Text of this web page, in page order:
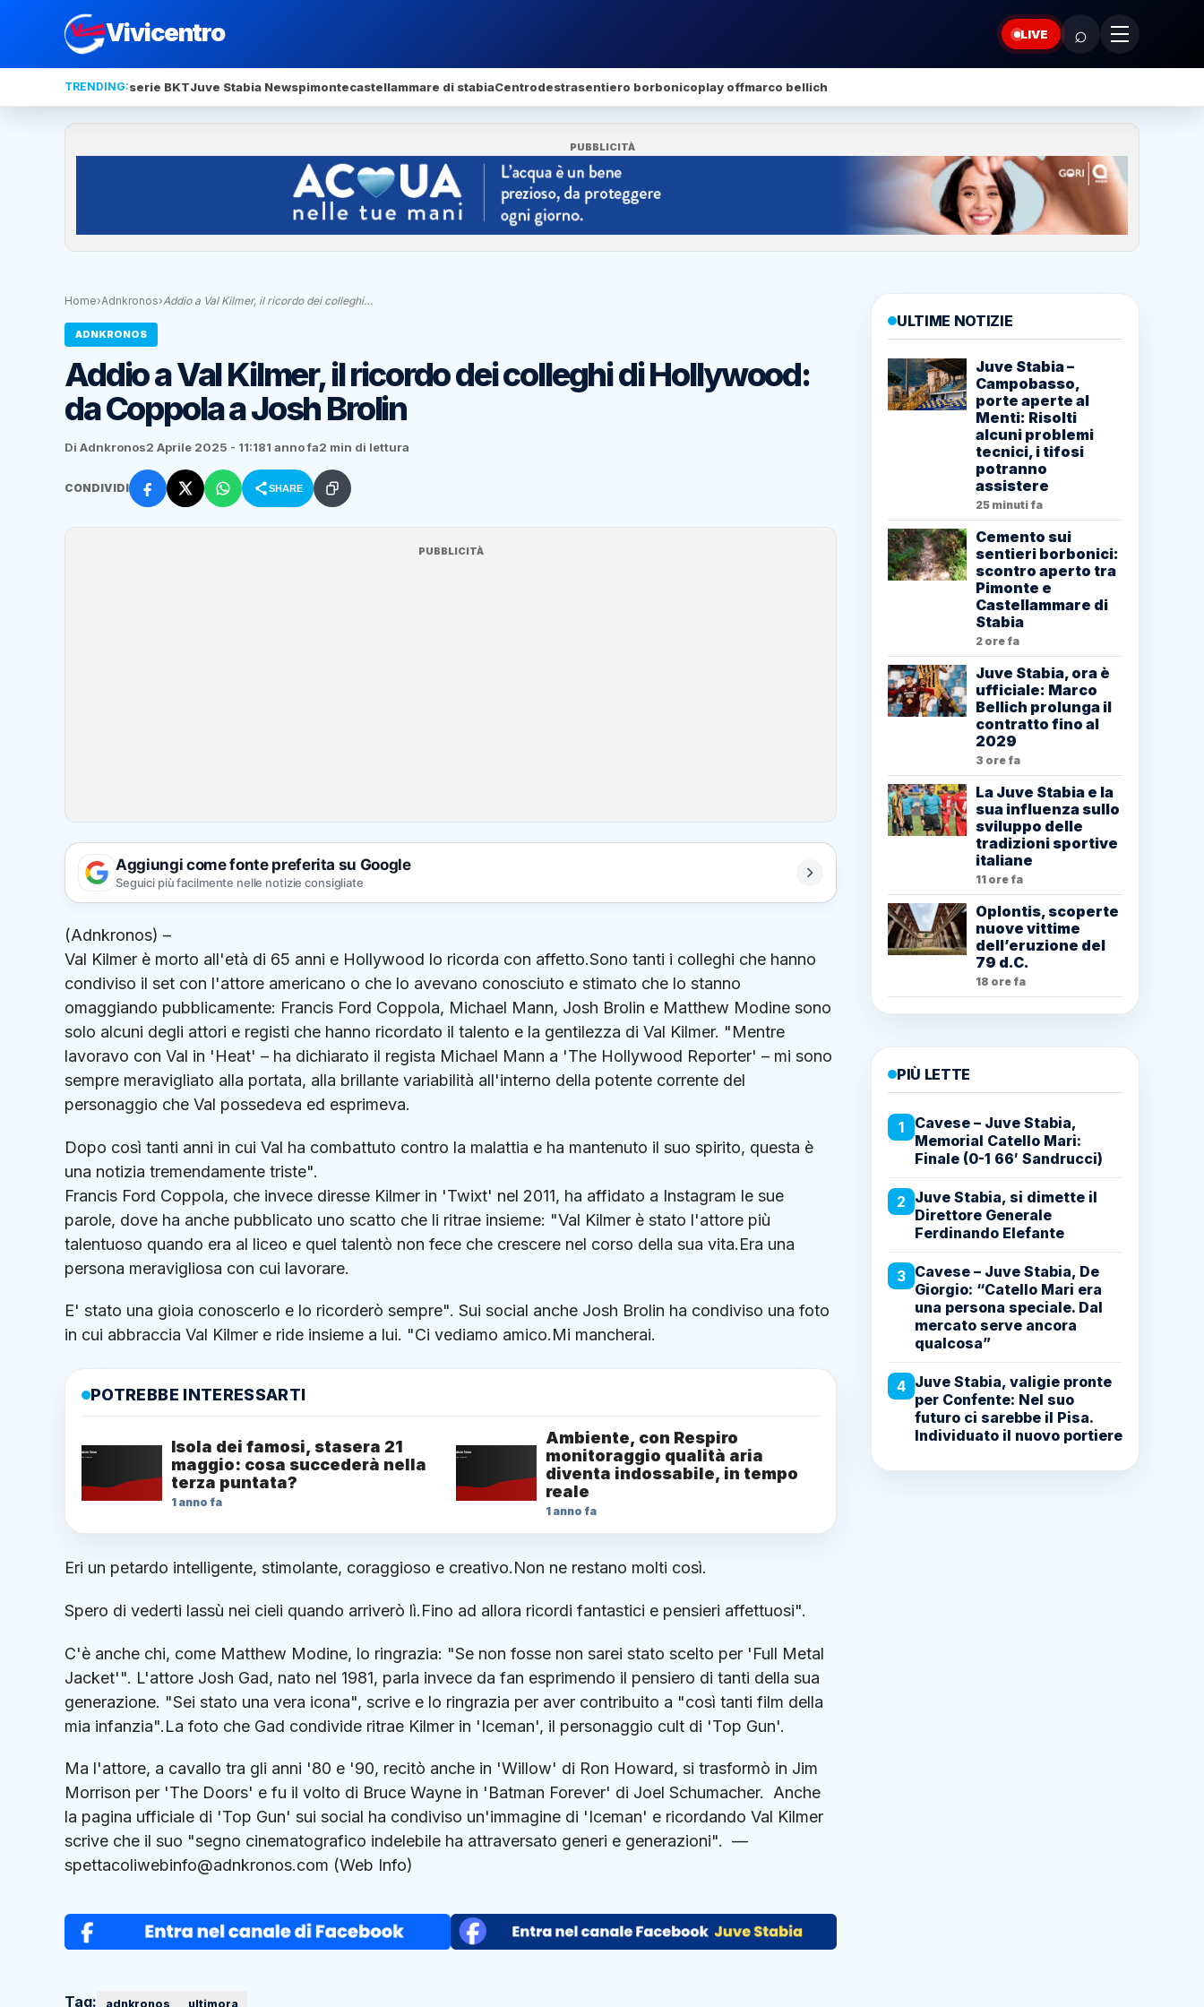
Vivicentro LIVE ⌕
TRENDING:serie BKTJuve Stabia Newspimontecastellammare di stabiaCentrodestrasentiero borbonicoplay offmarco bellich
PUBBLICITÀ
Home›Adnkronos›Addio a Val Kilmer, il ricordo dei colleghi…
ADNKRONOS
Addio a Val Kilmer, il ricordo dei colleghi di Hollywood:
da Coppola a Josh Brolin
Di Adnkronos2 Aprile 2025 - 11:181 anno fa2 min di lettura
CONDIVIDI SHARE
PUBBLICITÀ
Aggiungi come fonte preferita su Google
Seguici più facilmente nelle notizie consigliate
(Adnkronos) –
Val Kilmer è morto all'età di 65 anni e Hollywood lo ricorda con affetto.Sono tanti i colleghi che hanno
condiviso il set con l'attore americano o che lo avevano conosciuto e stimato che lo stanno
omaggiando pubblicamente: Francis Ford Coppola, Michael Mann, Josh Brolin e Matthew Modine sono
solo alcuni degli attori e registi che hanno ricordato il talento e la gentilezza di Val Kilmer. "Mentre
lavoravo con Val in 'Heat' – ha dichiarato il regista Michael Mann a 'The Hollywood Reporter' – mi sono
sempre meravigliato alla portata, alla brillante variabilità all'interno della potente corrente del
personaggio che Val possedeva ed esprimeva.
Dopo così tanti anni in cui Val ha combattuto contro la malattia e ha mantenuto il suo spirito, questa è
una notizia tremendamente triste".
Francis Ford Coppola, che invece diresse Kilmer in 'Twixt' nel 2011, ha affidato a Instagram le sue
parole, dove ha anche pubblicato uno scatto che li ritrae insieme: "Val Kilmer è stato l'attore più
talentuoso quando era al liceo e quel talentò non fece che crescere nel corso della sua vita.Era una
persona meravigliosa con cui lavorare.
E' stato una gioia conoscerlo e lo ricorderò sempre". Sui social anche Josh Brolin ha condiviso una foto
in cui abbraccia Val Kilmer e ride insieme a lui. "Ci vediamo amico.Mi mancherai.
POTREBBE INTERESSARTI
Isola dei famosi, stasera 21
maggio: cosa succederà nella
terza puntata?
1 anno fa
Ambiente, con Respiro
monitoraggio qualità aria
diventa indossabile, in tempo
reale
1 anno fa
Eri un petardo intelligente, stimolante, coraggioso e creativo.Non ne restano molti così.
Spero di vederti lassù nei cieli quando arriverò lì.Fino ad allora ricordi fantastici e pensieri affettuosi".
C'è anche chi, come Matthew Modine, lo ringrazia: "Se non fosse non sarei stato scelto per 'Full Metal
Jacket'". L'attore Josh Gad, nato nel 1981, parla invece da fan esprimendo il pensiero di tanti della sua
generazione. "Sei stato una vera icona", scrive e lo ringrazia per aver contribuito a "così tanti film della
mia infanzia".La foto che Gad condivide ritrae Kilmer in 'Iceman', il personaggio cult di 'Top Gun'.
Ma l'attore, a cavallo tra gli anni '80 e '90, recitò anche in 'Willow' di Ron Howard, si trasformò in Jim
Morrison per 'The Doors' e fu il volto di Bruce Wayne in 'Batman Forever' di Joel Schumacher. Anche
la pagina ufficiale di 'Top Gun' sui social ha condiviso un'immagine di 'Iceman' e ricordando Val Kilmer
scrive che il suo "segno cinematografico indelebile ha attraversato generi e generazioni". —
spettacoliwebinfo@adnkronos.com (Web Info)
Tag: adnkronos ultimora
ULTIME NOTIZIE
Juve Stabia –
Campobasso,
porte aperte al
Menti: Risolti
alcuni problemi
tecnici, i tifosi
potranno
assistere
25 minuti fa
Cemento sui
sentieri borbonici:
scontro aperto tra
Pimonte e
Castellammare di
Stabia
2 ore fa
Juve Stabia, ora è
ufficiale: Marco
Bellich prolunga il
contratto fino al
2029
3 ore fa
La Juve Stabia e la
sua influenza sullo
sviluppo delle
tradizioni sportive
italiane
11 ore fa
Oplontis, scoperte
nuove vittime
dell’eruzione del
79 d.C.
18 ore fa
PIÙ LETTE
1
Cavese – Juve Stabia,
Memorial Catello Mari:
Finale (0-1 66′ Sandrucci)
2 Juve Stabia, si dimette il
Direttore Generale
Ferdinando Elefante
3 Cavese – Juve Stabia, De
Giorgio: “Catello Mari era
una persona speciale. Dal
mercato serve ancora
qualcosa”
4 Juve Stabia, valigie pronte
per Confente: Nel suo
futuro ci sarebbe il Pisa.
Individuato il nuovo portiere